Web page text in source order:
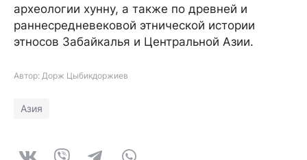
археологии хунну, а также по древней и
раннесредневековой этнической истории
этносов Забайкалья и Центральной Азии.
Автор: Дорж Цыбикдоржиев
Азия